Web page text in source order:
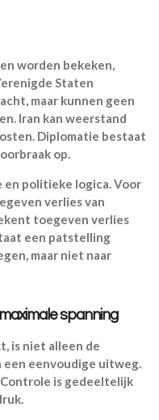
worden bekeken,
Staten
maar kunnen geen
Iran kan weerstand
Diplomatie bestaat
op.
politieke logica. Voor
verlies van
toegeven verlies
een patstelling
maar niet naar
spanning
is niet alleen de
een eenvoudige uitweg.
is gedeeltelijk